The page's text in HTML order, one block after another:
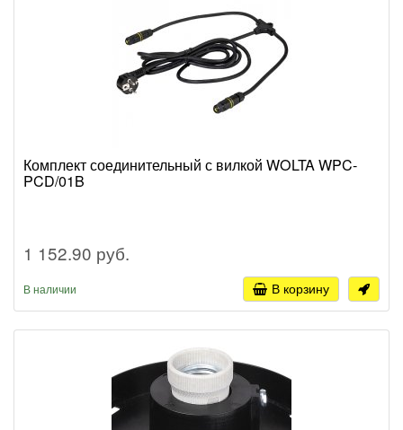
Комплект соединительный с вилкой WOLTA WPC-
PCD/01B
1 152.90 руб.
В наличии В корзину